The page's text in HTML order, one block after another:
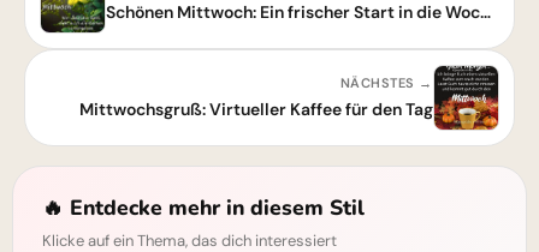
Schönen Mittwoch: Ein frischer Start in die Wochenmitte
NÄCHSTES →
Mittwochsgruß: Virtueller Kaffee für den Tag
🔥 Entdecke mehr in diesem Stil
Klicke auf ein Thema, das dich interessiert